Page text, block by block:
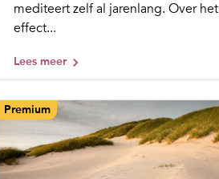
mediteert zelf al jarenlang. Over het
effect...
Lees meer
Premium